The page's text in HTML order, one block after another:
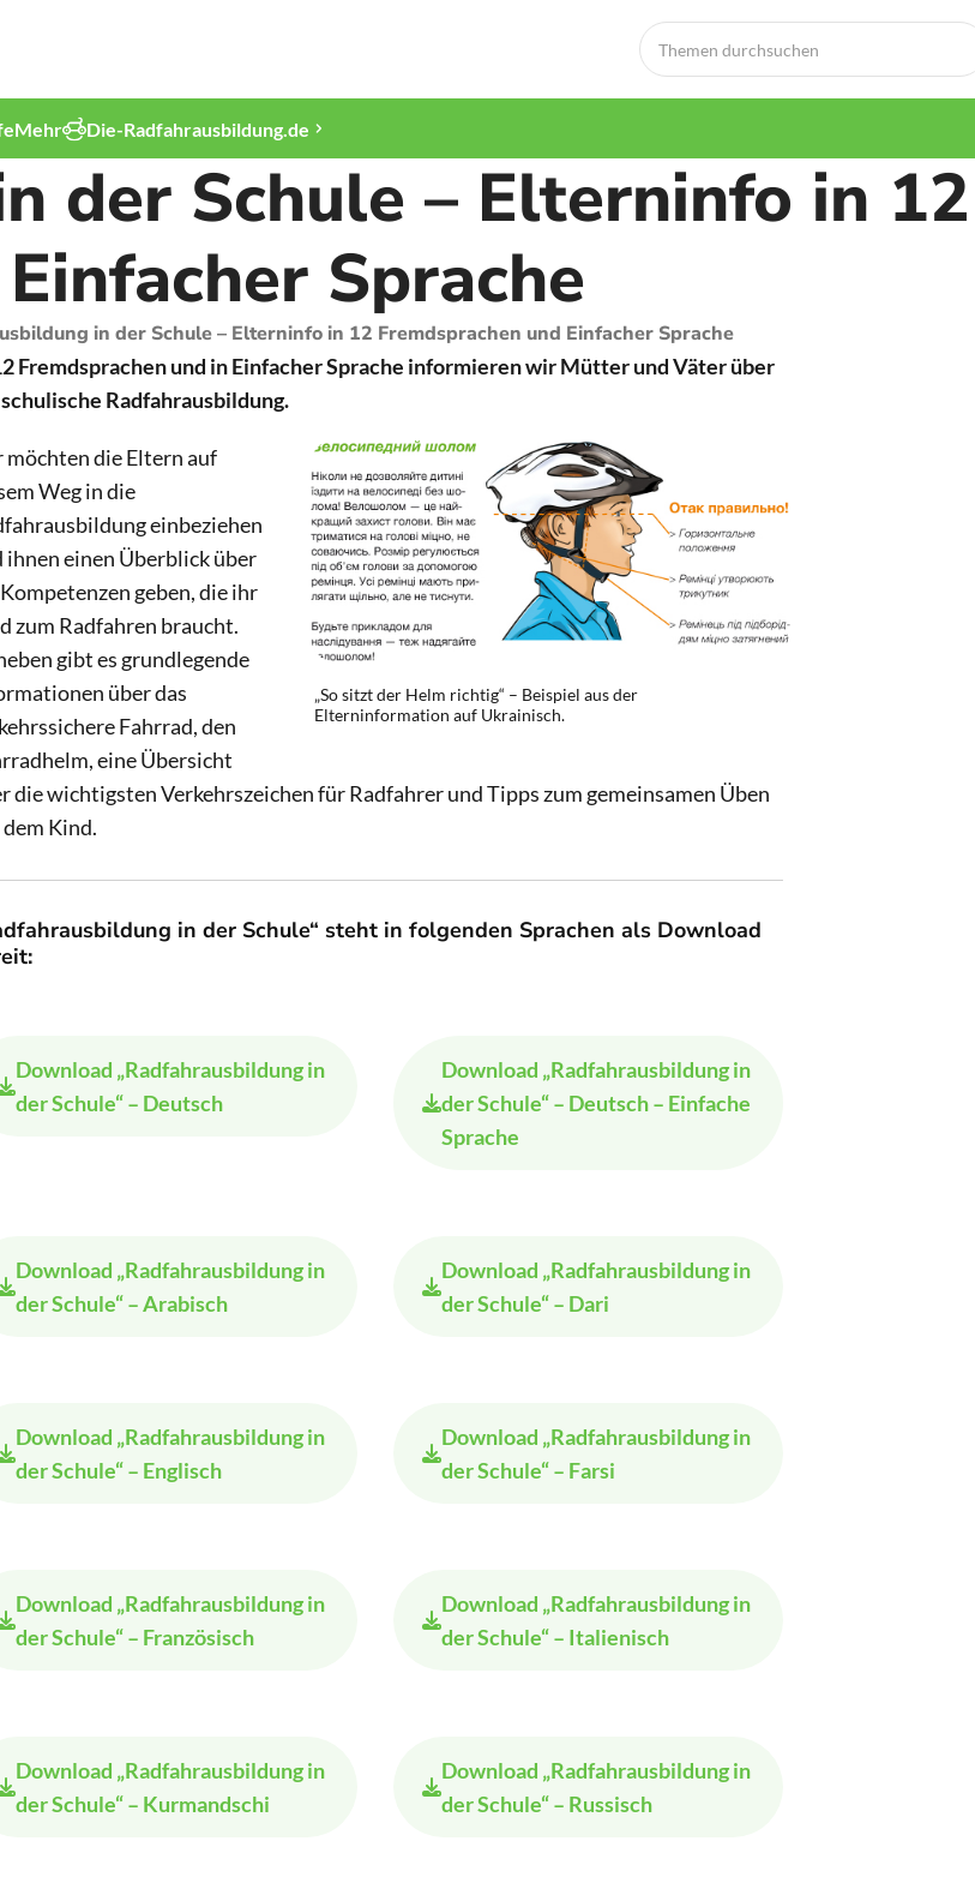
Mehr Die-Radfahrausbildung.de
der Schule – Elterninfo in 12
Sprache
in der Schule – Elterninfo in 12 Fremdsprachen und Einfacher Sprache
Fremdsprachen und in Einfacher Sprache informieren wir Mütter und Väter über
Radfahrausbildung.
„So sitzt der Helm richtig“ – Beispiel aus der
Elterninformation auf Ukrainisch.
möchten die Eltern auf
Weg in die
einbeziehen
ihnen einen Überblick über
geben, die ihr
zum Radfahren braucht.
gibt es grundlegende
über das
Fahrrad, den
eine Übersicht
die wichtigsten Verkehrszeichen für Radfahrer und Tipps zum gemeinsamen Üben
Kind.
in der Schule“ steht in folgenden Sprachen als Download
Download „Radfahrausbildung in
der Schule“ – Deutsch
Download „Radfahrausbildung in
der Schule“ – Deutsch – Einfache
Sprache
Download „Radfahrausbildung in
der Schule“ – Arabisch
Download „Radfahrausbildung in
der Schule“ – Dari
Download „Radfahrausbildung in
der Schule“ – Englisch
Download „Radfahrausbildung in
der Schule“ – Farsi
Download „Radfahrausbildung in
der Schule“ – Französisch
Download „Radfahrausbildung in
der Schule“ – Italienisch
Download „Radfahrausbildung in
der Schule“ – Kurmandschi
Download „Radfahrausbildung in
der Schule“ – Russisch